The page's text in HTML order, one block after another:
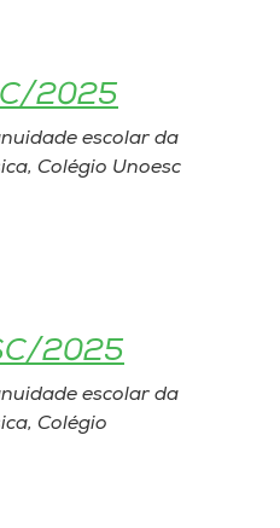
2025
escolar da
Colégio Unoesc
2025
escolar da
Colégio